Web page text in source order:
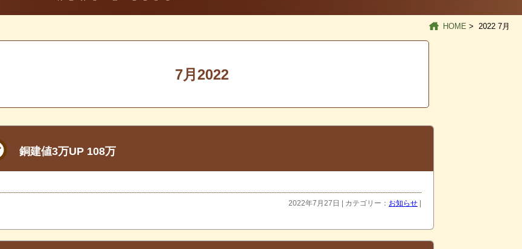
HOME > 2022 7月
7月2022
銅建値3万UP 108万
2022年7月27日 | カテゴリー： お知らせ